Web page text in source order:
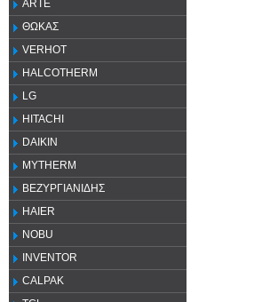
ARTE
ΘΩΚΑΣ
VERHOT
HALCOTHERM
LG
HITACHI
DAIKIN
MYTHERM
ΒΕΖΥΡΓΙΑΝΙΔΗΣ
HAIER
NOBU
INVENTOR
CALPAK